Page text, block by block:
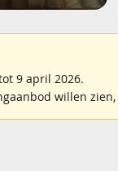
9 april 2026.
willen zien,